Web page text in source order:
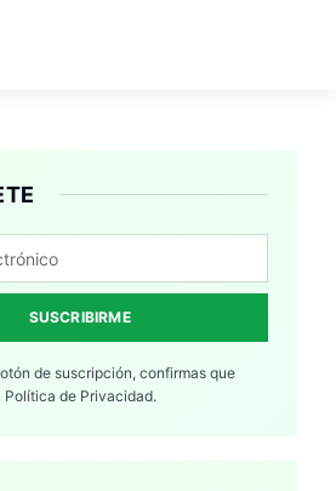
SUSCRIBIRME
de suscripción, confirmas que
Política de Privacidad.